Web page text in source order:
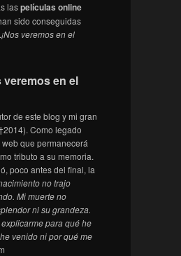
laspelículas online
sido conseguidas
¡Nos veremos en el
en el
de este blog y mi gran
Como legado
que permanecerá
tributo a su memoria.
poco antes del final, la
no trajo
Mi muerte no
ni su grandeza.
para qué he
venido ni por qué me